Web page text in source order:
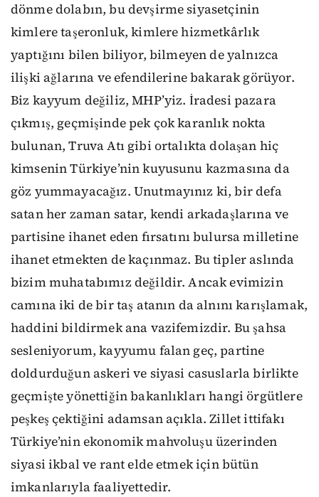
dönme dolabın, bu devşirme siyasetçinin
kimlere taşeronluk, kimlere hizmetkârlık
yaptığını bilen biliyor, bilmeyen de yalnızca
ilişki ağlarına ve efendilerine bakarak görüyor.
Biz kayyum değiliz, MHP’yiz. İradesi pazara
çıkmış, geçmişinde pek çok karanlık nokta
bulunan, Truva Atı gibi ortalıkta dolaşan hiç
kimsenin Türkiye’nin kuyusunu kazmasına da
göz yummayacağız. Unutmayınız ki, bir defa
satan her zaman satar, kendi arkadaşlarına ve
partisine ihanet eden fırsatını bulursa milletine
ihanet etmekten de kaçınmaz. Bu tipler aslında
bizim muhatabımız değildir. Ancak evimizin
camına iki de bir taş atanın da alnını karışlamak,
haddini bildirmek ana vazifemizdir. Bu şahsa
sesleniyorum, kayyumu falan geç, partine
doldurduğun askeri ve siyasi casuslarla birlikte
geçmişte yönettiğin bakanlıkları hangi örgütlere
peşkeş çektiğini adamsan açıkla. Zillet ittifakı
Türkiye’nin ekonomik mahvoluşu üzerinden
siyasi ikbal ve rant elde etmek için bütün
imkanlarıyla faaliyettedir.